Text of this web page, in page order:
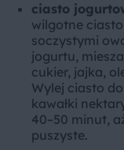
ciasto
wilgotne
soczystymi
jogurtu,
cukier, jajka,
Wylej ciasto
kawałki
40–50 minut,
puszyste.